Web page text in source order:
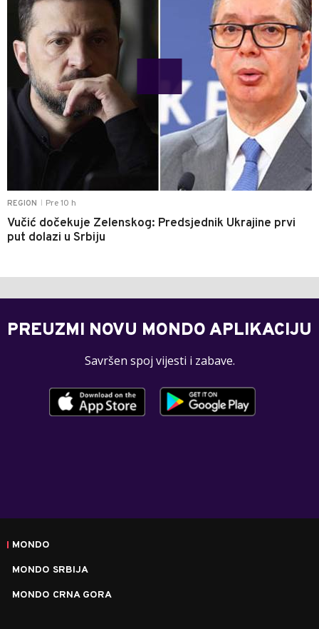
REGION Pre 10 h
Vučić dočekuje Zelenskog: Predsjednik Ukrajine prvi
put dolazi u Srbiju
PREUZMI NOVU MONDO APLIKACIJU
Savršen spoj vijesti i zabave.
MONDO
MONDO SRBIJA
MONDO CRNA GORA